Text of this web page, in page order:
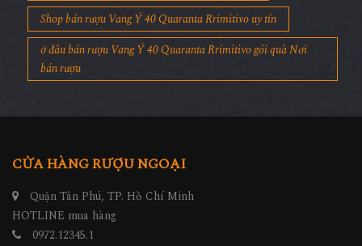
Mua rượu Vang Ý 40 Quaranta Rrimitivo giá rẻ
Shop bán rượu Vang Ý 40 Quaranta Rrimitivo uy tín
ở đâu bán rượu Vang Ý 40 Quaranta Rrimitivo gói quà Nơi
Quận Tân Phú, TP. Hồ Chí Minh
HOTLINE mua hàng